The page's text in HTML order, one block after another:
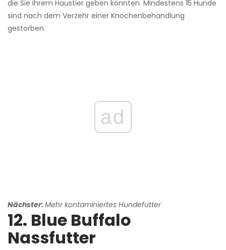
die Sie Ihrem Haustier geben könnten. Mindestens 15 Hunde
sind nach dem Verzehr einer Knochenbehandlung
gestorben.
ad
Nächster: Mehr kontaminiertes Hundefutter
12. Blue Buffalo
Nassfutter